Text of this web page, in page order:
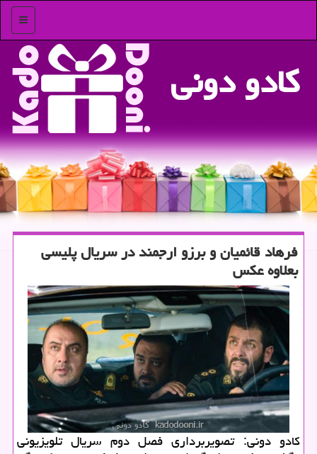
منو
كادو دونی
فرهاد قائمیان و برزو ارجمند در سریال پلیسی
بعلاوه عكس
كادو دونی: تصویربرداری فصل دوم سریال تلویزیونی